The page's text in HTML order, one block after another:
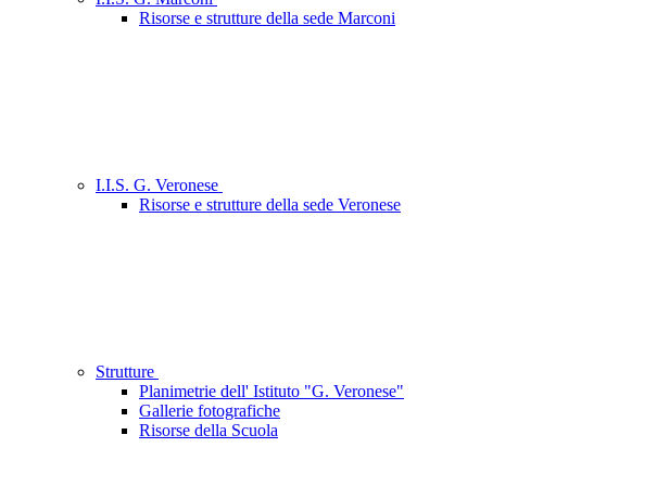
Risorse e strutture della sede Marconi
I.I.S. G. Veronese
Risorse e strutture della sede Veronese
Strutture
Planimetrie dell' Istituto "G. Veronese"
Gallerie fotografiche
Risorse della Scuola